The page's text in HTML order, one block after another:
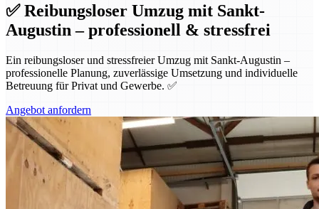
✅ Reibungsloser Umzug mit Sankt-
Augustin – professionell & stressfrei
Ein reibungsloser und stressfreier Umzug mit Sankt-Augustin –
professionelle Planung, zuverlässige Umsetzung und individuelle
Betreuung für Privat und Gewerbe. ✅
Angebot anfordern